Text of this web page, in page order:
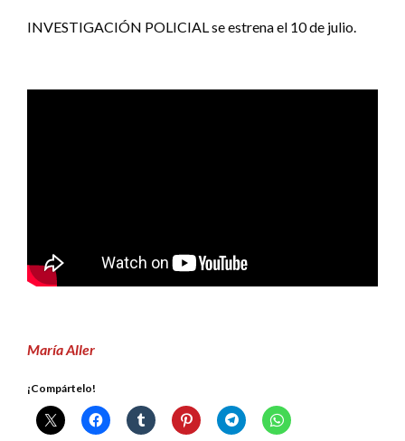
INVESTIGACIÓN POLICIAL se estrena el 10 de julio.
María Aller
¡Compártelo!